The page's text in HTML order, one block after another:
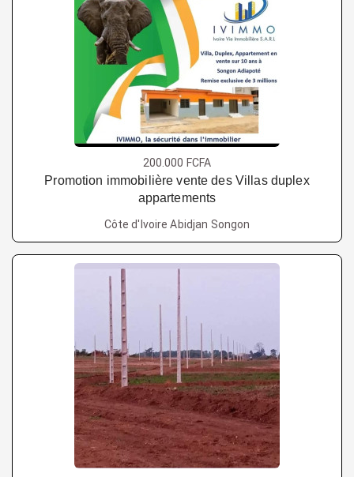
200.000 FCFA
Promotion immobilière vente des Villas duplex
appartements
Côte d'Ivoire Abidjan Songon